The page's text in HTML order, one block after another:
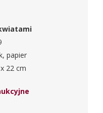
papier
22 cm